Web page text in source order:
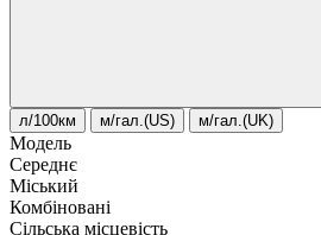
л/100км м/гал.(US) м/гал.(UK)
Модель
Середнє
Міський
Комбіновані
Сільська місцевість